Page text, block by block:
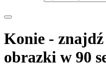
Konie -
obrazki w 90